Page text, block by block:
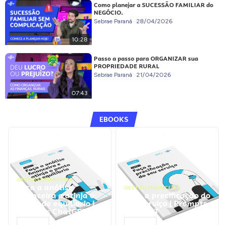
10:28
Como planejar a SUCESSÃO FAMILIAR do
NEGÓCIO.
Sebrae Paraná 28/04/2026
07:43
Passo a passo para ORGANIZAR sua
PROPRIEDADE RURAL
Sebrae Paraná 21/04/2026
EBOOKS
GESTÃO FINANCEIRA
Faça a análise
financeira e atinja o
ponto de equilíbrio |
Prompts ChatGPT
GESTÃO FINANCEIRA
Faça a precificação do
seu serviço | Prompts
ChatGPT